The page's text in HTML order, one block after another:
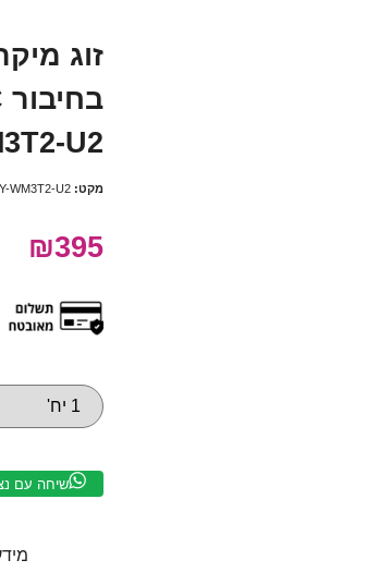
זוג
U2
מקט: WM3T2-U2
₪395
שיחה עם